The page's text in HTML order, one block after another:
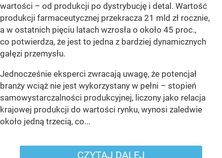
wartości – od produkcji po dystrybucję i detal. Wartość
produkcji farmaceutycznej przekracza 21 mld zł rocznie,
a w ostatnich pięciu latach wzrosła o około 45 proc.,
co potwierdza, że jest to jedna z bardziej dynamicznych
gałęzi przemysłu.
Jednocześnie eksperci zwracają uwagę, że potencjał
branży wciąż nie jest wykorzystany w pełni – stopień
samowystarczalności produkcyjnej, liczony jako relacja
krajowej produkcji do wartości rynku, wynosi zaledwie
około jedną trzecią, co...
CZYTAJ DALEJ